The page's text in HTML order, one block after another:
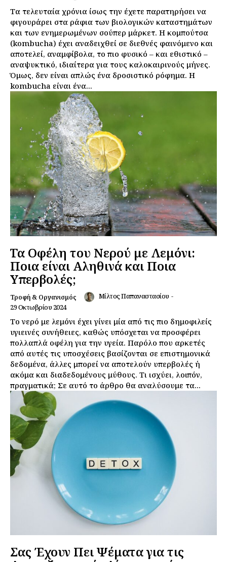
Τα τελευταία χρόνια ίσως την έχετε παρατηρήσει να
φιγουράρει στα ράφια των βιολογικών καταστημάτων
και των ενημερωμένων σούπερ μάρκετ. Η κομπούτσα
(kombucha) έχει αναδειχθεί σε διεθνές φαινόμενο και
αποτελεί, αναμφίβολα, το πιο φυσικό – και εθιστικό –
αναψυκτικό, ιδιαίτερα για τους καλοκαιρινούς μήνες.
Όμως, δεν είναι απλώς ένα δροσιστικό ρόφημα. Η
kombucha είναι ένα...
Τα Οφέλη του Νερού με Λεμόνι:
Ποια είναι Αληθινά και Ποια
Υπερβολές;
Τροφή & Οργανισμός Μίλτος Παπαναστασίου -
29 Οκτωβρίου 2024
Το νερό με λεμόνι έχει γίνει μία από τις πιο δημοφιλείς
υγιεινές συνήθειες, καθώς υπόσχεται να προσφέρει
πολλαπλά οφέλη για την υγεία. Παρόλο που αρκετές
από αυτές τις υποσχέσεις βασίζονται σε επιστημονικά
δεδομένα, άλλες μπορεί να αποτελούν υπερβολές ή
ακόμα και διαδεδομένους μύθους. Τι ισχύει, λοιπόν,
πραγματικά; Σε αυτό το άρθρο θα αναλύσουμε τα...
Σας Έχουν Πει Ψέματα για τις